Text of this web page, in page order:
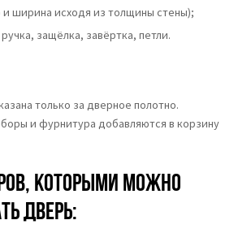
ширина исходя из толщины стены);
защёлка, завёртка, петли.
только за дверное полотно.
и фурнитура добавляются в корзину
которыми можно
дверь: